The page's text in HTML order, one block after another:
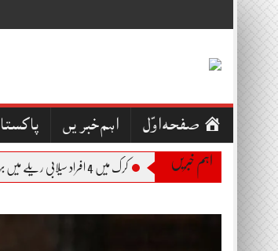
content
صفحہ اوّل اہم خبریں
اہم خبریں کرک میں 4 افراد سیلابی ریلے میں بہہ کر جاں بحق